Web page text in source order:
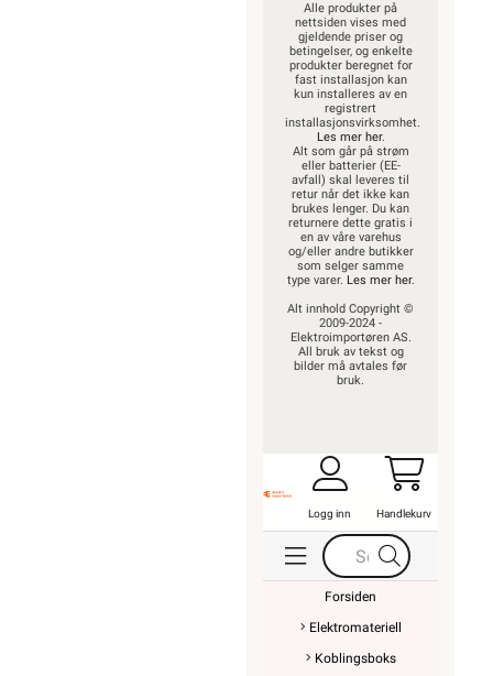
Alle produkter på
nettsiden vises med
gjeldende priser og
betingelser, og enkelte
produkter beregnet for
fast installasjon kan
kun installeres av en
registrert
installasjonsvirksomhet.
Les mer her.
Alt som går på strøm
eller batterier (EE-
avfall) skal leveres til
retur når det ikke kan
brukes lenger. Du kan
returnere dette gratis i
en av våre varehus
og/eller andre butikker
som selger samme
type varer. Les mer her.
Alt innhold Copyright ©
2009-2024 -
Elektroimportøren AS.
All bruk av tekst og
bilder må avtales før
bruk.
Logg inn Handlekurv
Forsiden
Elektromateriell
Koblingsboks